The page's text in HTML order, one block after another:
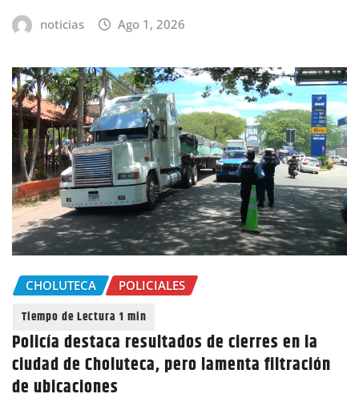
noticias Ago 1, 2026
CHOLUTECA POLICIALES
Policía destaca resultados de cierres en la
ciudad de Choluteca, pero lamenta filtración
de ubicaciones